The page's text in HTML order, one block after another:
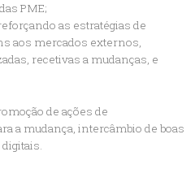
PME;
as estratégias de
aos mercados externos,
recetivas a mudanças, e
de ações de
a mudança, intercâmbio de boas